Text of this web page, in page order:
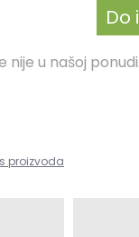
Do
nije u našoj ponudi.
proizvoda